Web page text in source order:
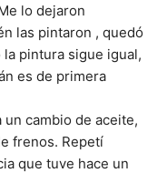
lo dejaron
las pintaron , quedó
pintura sigue igual,
es de primera
un cambio de aceite,
frenos. Repetí
que tuve hace un